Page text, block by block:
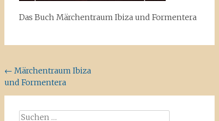
Das Buch Märchentraum Ibiza und Formentera
Beitragsnavigation
← Märchentraum Ibiza
und Formentera
Suchen